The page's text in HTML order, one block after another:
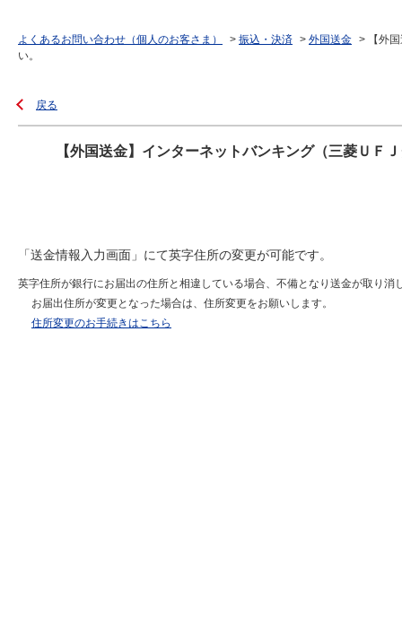
よくあるお問い合わせ（個人のお客さま） > 振込・決済 > 外国送金 >
【外
い。
戻る
【外国送金】インターネットバンキング（三菱ＵＦ
「送金情報入力画面」にて英字住所の変更が可能です。
英字住所が銀行にお届出の住所と相違している場合、不備となり送金が取り消
お届出住所が変更となった場合は、住所変更をお願いします。
住所変更のお手続きはこちら